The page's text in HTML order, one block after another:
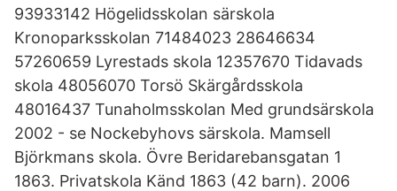
93933142 Högelidsskolan särskola
Kronoparksskolan 71484023 28646634
57260659 Lyrestads skola 12357670 Tidavads
skola 48056070 Torsö Skärgårdsskola
48016437 Tunaholmsskolan Med grundsärskola
2002 - se Nockebyhovs särskola. Mamsell
Björkmans skola. Övre Beridarebansgatan 1
1863. Privatskola Känd 1863 (42 barn). 2006